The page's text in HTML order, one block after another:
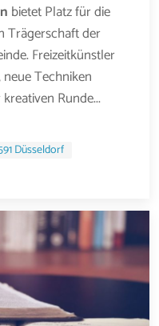
bietet Platz für die
Trägerschaft der
Freizeitkünstler
Techniken
Runde...
Düsseldorf